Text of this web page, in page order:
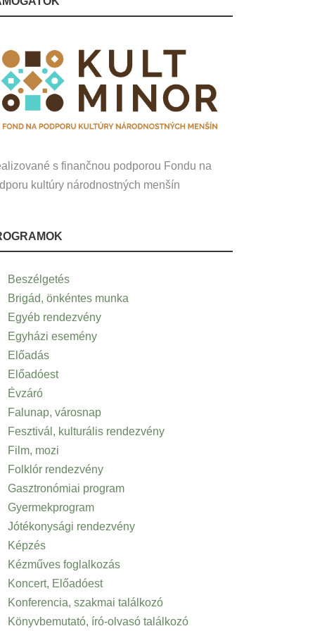
s finančnou podporou Fondu na
kultúry národnostných menšín
Beszélgetés
Brigád, önkéntes munka
Egyéb rendezvény
Egyházi esemény
Előadás
Előadóest
Évzáró
Falunap, városnap
Fesztivál, kulturális rendezvény
Film, mozi
Folklór rendezvény
Gasztronómiai program
Gyermekprogram
Jótékonysági rendezvény
Képzés
Kézműves foglalkozás
Koncert, Előadóest
Konferencia, szakmai találkozó
Könyvbemutató, író-olvasó találkozó